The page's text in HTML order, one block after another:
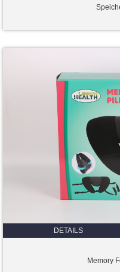
DETAILS
Memory